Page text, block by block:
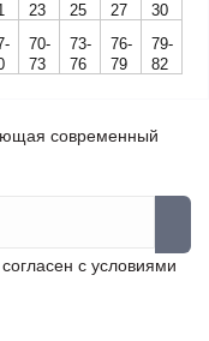
23
25
27
30
70-
73
73-
76
76-
79
79-
82
современный
с условиями